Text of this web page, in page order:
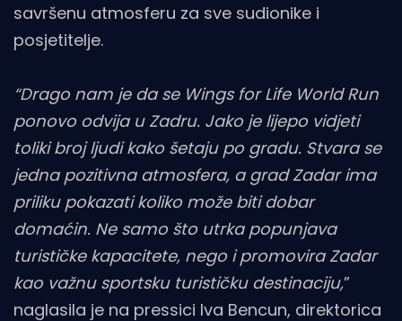
savršenu atmosferu za sve sudionike i
posjetitelje.
“Drago nam je da se Wings for Life World Run
ponovo odvija u Zadru. Jako je lijepo vidjeti
toliki broj ljudi kako šetaju po gradu. Stvara se
jedna pozitivna atmosfera, a grad Zadar ima
priliku pokazati koliko može biti dobar
domaćin. Ne samo što utrka popunjava
turističke kapacitete, nego i promovira Zadar
kao važnu sportsku turističku destinaciju,”
naglasila je na pressici Iva Bencun, direktorica